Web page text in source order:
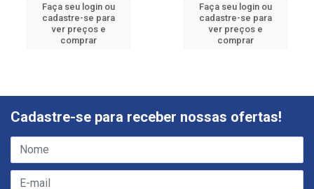
Faça seu login ou
cadastre-se para
ver preços e
comprar
Faça seu login ou
cadastre-se para
ver preços e
comprar
Cadastre-se para receber nossas ofertas!